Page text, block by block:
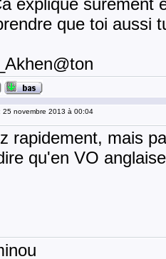
explique surement
que toi aussi
25 novembre 2013 à 00:04
rapidement, mais
qu'en VO